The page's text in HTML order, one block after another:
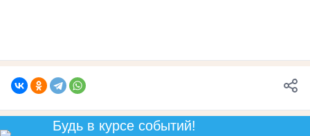
Будь в курсе событий!